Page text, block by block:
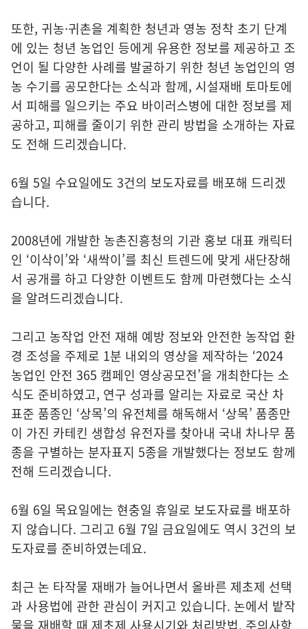
또한, 귀농·귀촌을 계획한 청년과 영농 정착 초기 단계
에 있는 청년 농업인 등에게 유용한 정보를 제공하고 조
언이 될 다양한 사례를 발굴하기 위한 청년 농업인의 영
농 수기를 공모한다는 소식과 함께, 시설재배 토마토에
서 피해를 일으키는 주요 바이러스병에 대한 정보를 제
공하고, 피해를 줄이기 위한 관리 방법을 소개하는 자료
도 전해 드리겠습니다.
6월 5일 수요일에도 3건의 보도자료를 배포해 드리겠
습니다.
2008년에 개발한 농촌진흥청의 기관 홍보 대표 캐릭터
인 ‘이삭이’와 ‘새싹이’를 최신 트렌드에 맞게 새단장해
서 공개를 하고 다양한 이벤트도 함께 마련했다는 소식
을 알려드리겠습니다.
그리고 농작업 안전 재해 예방 정보와 안전한 농작업 환
경 조성을 주제로 1분 내외의 영상을 제작하는 ‘2024
농업인 안전 365 캠페인 영상공모전’을 개최한다는 소
식도 준비하였고, 연구 성과를 알리는 자료로 국산 차
표준 품종인 ‘상목’의 유전체를 해독해서 ‘상목’ 품종만
이 가진 카테킨 생합성 유전자를 찾아내 국내 차나무 품
종을 구별하는 분자표지 5종을 개발했다는 정보도 함께
전해 드리겠습니다.
6월 6일 목요일에는 현충일 휴일로 보도자료를 배포하
지 않습니다. 그리고 6월 7일 금요일에도 역시 3건의 보
도자료를 준비하였는데요.
최근 논 타작물 재배가 늘어나면서 올바른 제초제 선택
과 사용법에 관한 관심이 커지고 있습니다. 논에서 밭작
물을 재배할 때 제초제 사용시기와 처리방법, 주의사항